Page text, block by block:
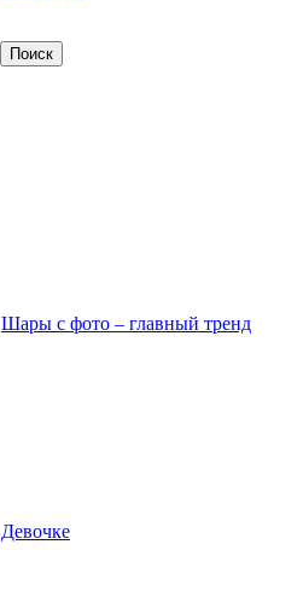
Поиск
Шары с фото – главный тренд
Девочке